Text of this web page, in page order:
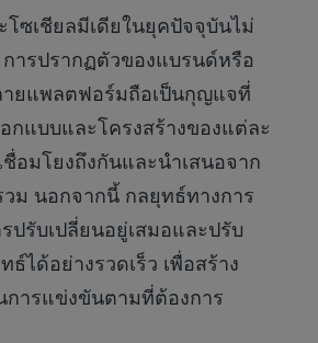
โซเชียลมีเดียในยุคปัจจุบันไม่
ารปรากฏตัวของแบรนด์หรือ
ยแพลตฟอร์มถือเป็นกุญแจที่
กแบบและโครงสร้างของแต่ละ
อมโยงถึงกันและนำเสนอจาก
ม นอกจากนี้ กลยุทธ์ทางการ
ปรับเปลี่ยนอยู่เสมอและปรับ
ได้อย่างรวดเร็ว เพื่อสร้าง
การแข่งขันตามที่ต้องการ